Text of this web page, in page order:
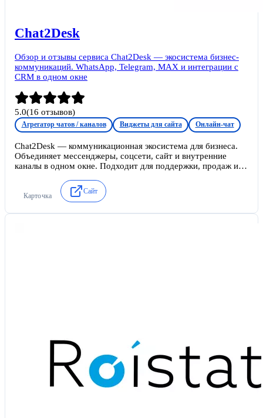
Chat2Desk
Обзор и отзывы сервиса Chat2Desk — экосистема бизнес-
коммуникаций. WhatsApp, Telegram, MAX и интеграции с
CRM в одном окне
5.0(16 отзывов)
Агрегатор чатов / каналов Виджеты для сайта Онлайн-чат
Chat2Desk — коммуникационная экосистема для бизнеса.
Объединяет мессенджеры, соцсети, сайт и внутренние
каналы в одном окне. Подходит для поддержки, продаж и
«Старт» на 50 диалогов в месяц. Тарифы от 5000 ₽ в месяц;
лицензии операторов и WABA оплачиваются отдельно.
Карточка
Сайт